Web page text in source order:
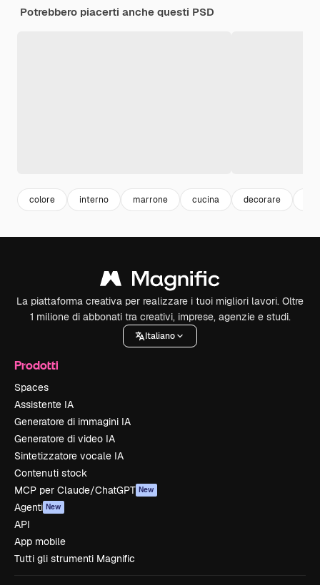
Potrebbero piacerti anche questi PSD
colore interno marrone cucina decorare
La piattaforma creativa per realizzare i tuoi migliori lavori. Oltre
1 milione di abbonati tra creativi, imprese, agenzie e studi.
Italiano
Prodotti
Spaces
Assistente IA
Generatore di immagini IA
Generatore di video IA
Sintetizzatore vocale IA
Contenuti stock
MCP per Claude/ChatGPT New
Agenti New
API
App mobile
Tutti gli strumenti Magnific